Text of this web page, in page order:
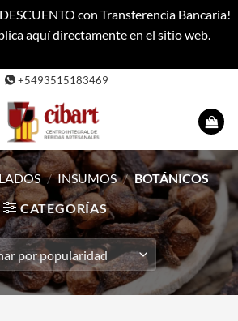
con Transferencia Bancaria!
aquí directamente en el sitio web.
+5493515183469
/ INSUMOS / BOTÁNICOS
CATEGORÍAS